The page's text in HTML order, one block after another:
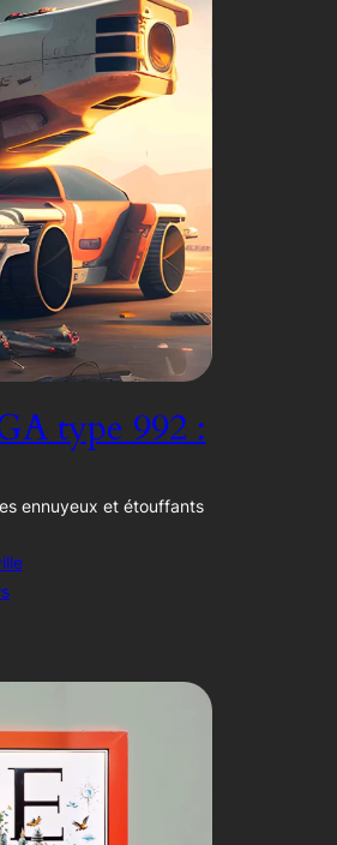
type 992 :
ennuyeux et étouffants